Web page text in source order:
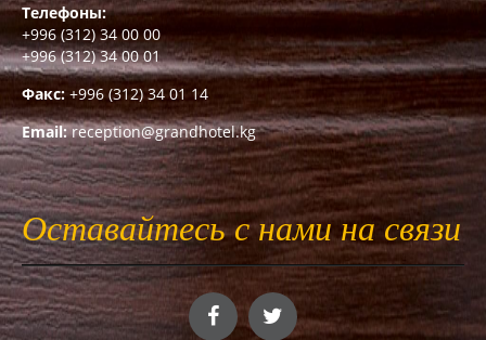
Телефоны:
+996 (312) 34 00 00
+996 (312) 34 00 01
Факс: +996 (312) 34 01 14
Email: reception@grandhotel.kg
Оставайтесь с нами на связи